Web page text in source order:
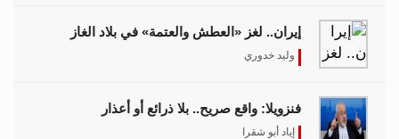
إيران.. لغز «العطش والعتمة» في بلاد الغاز
وليد خدوري
فنزويلا: واقع صريح.. بلا ذرائع أو أعذار
إياد أبو شقرا